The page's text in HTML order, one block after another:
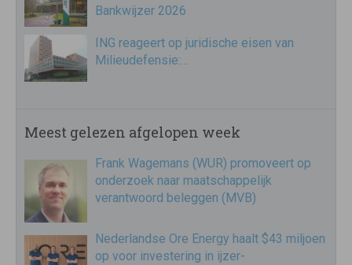
Bankwijzer 2026
ING reageert op juridische eisen van
Milieudefensie:…
Meest gelezen afgelopen week
Frank Wagemans (WUR) promoveert op
onderzoek naar maatschappelijk
verantwoord beleggen (MVB)
Nederlandse Ore Energy haalt $43 miljoen
op voor investering in ijzer-